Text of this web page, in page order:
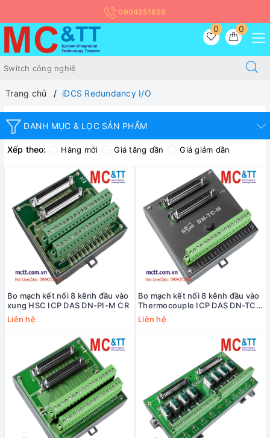
0904251826
0
0
Trang chủ iDCS Redundancy I/O
DANH MỤC & LỌC SẢN PHẨM
Xếp theo: Hàng mới Giá tăng dần Giá giảm dần
Bo mạch kết nối 8 kênh đầu vào
xung HSC ICP DAS DN-PI-M CR
Liên hệ
Bo mạch kết nối 8 kênh đầu vào
Thermocouple ICP DAS DN-TC-
M CR
Liên hệ